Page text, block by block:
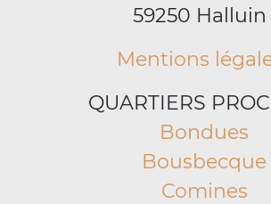
59250 Halluin
Mentions
QUARTIERS
Bondues
Bousbecque
Comines